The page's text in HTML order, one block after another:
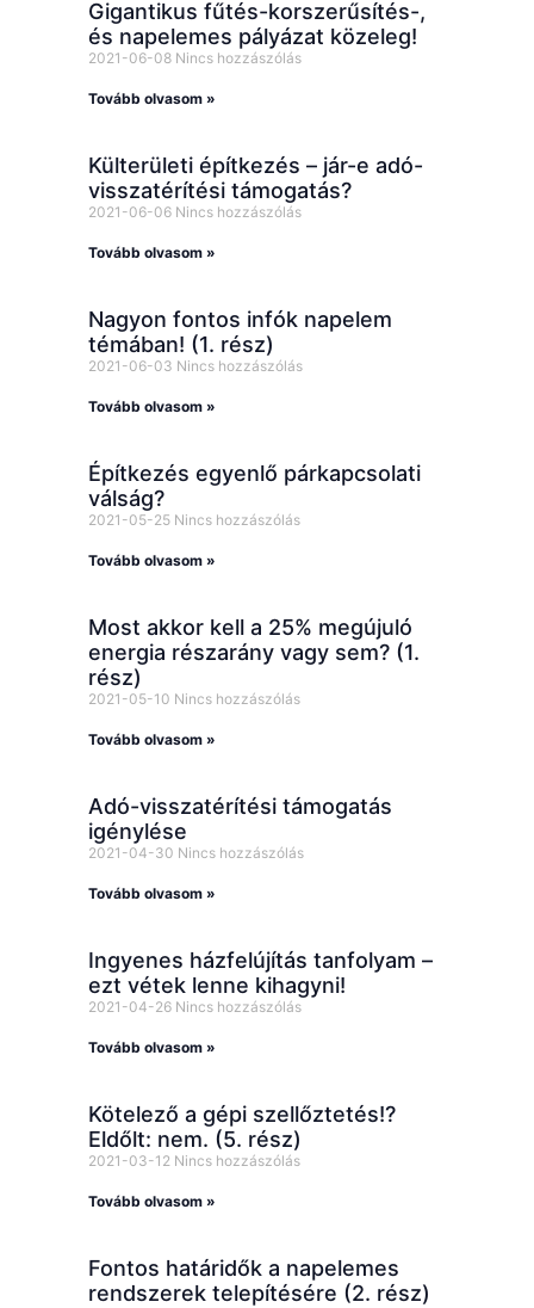
Gigantikus fűtés-korszerűsítés-,
és napelemes pályázat közeleg!
2021-06-08 Nincs hozzászólás
Tovább olvasom »
Külterületi építkezés – jár-e adó-
visszatérítési támogatás?
2021-06-06 Nincs hozzászólás
Tovább olvasom »
Nagyon fontos infók napelem
témában! (1. rész)
2021-06-03 Nincs hozzászólás
Tovább olvasom »
Építkezés egyenlő párkapcsolati
válság?
2021-05-25 Nincs hozzászólás
Tovább olvasom »
Most akkor kell a 25% megújuló
energia részarány vagy sem? (1.
rész)
2021-05-10 Nincs hozzászólás
Tovább olvasom »
Adó-visszatérítési támogatás
igénylése
2021-04-30 Nincs hozzászólás
Tovább olvasom »
Ingyenes házfelújítás tanfolyam –
ezt vétek lenne kihagyni!
2021-04-26 Nincs hozzászólás
Tovább olvasom »
Kötelező a gépi szellőztetés!?
Eldőlt: nem. (5. rész)
2021-03-12 Nincs hozzászólás
Tovább olvasom »
Fontos határidők a napelemes
rendszerek telepítésére (2. rész)